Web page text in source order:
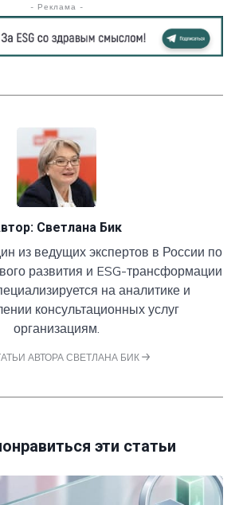
- Реклама -
Светлана Бик
из ведущих экспертов в России по
развития и ESG-трансформации
на аналитике и
консультационных услуг
организациям.
АВТОРА СВЕТЛАНА БИК
эти статьи